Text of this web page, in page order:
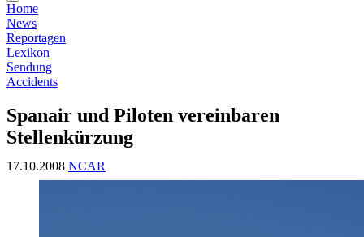
Home
News
Reportagen
Lexikon
Sendung
Accidents
Spanair und Piloten vereinbaren
Stellenkürzung
17.10.2008 NCAR